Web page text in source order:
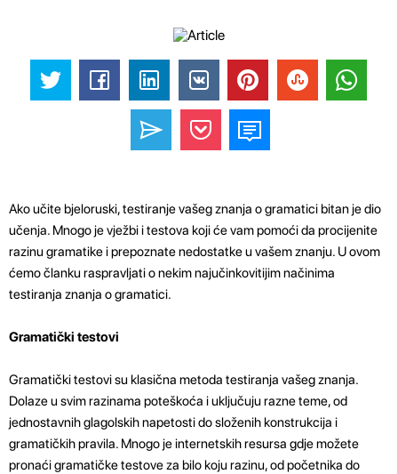
Ako učite bjeloruski, testiranje vašeg znanja o gramatici bitan je dio
učenja. Mnogo je vježbi i testova koji će vam pomoći da procijenite
razinu gramatike i prepoznate nedostatke u vašem znanju. U ovom
ćemo članku raspravljati o nekim najučinkovitijim načinima
testiranja znanja o gramatici.
Gramatički testovi
Gramatički testovi su klasična metoda testiranja vašeg znanja.
Dolaze u svim razinama poteškoća i uključuju razne teme, od
jednostavnih glagolskih napetosti do složenih konstrukcija i
gramatičkih pravila. Mnogo je internetskih resursa gdje možete
pronaći gramatičke testove za bilo koju razinu, od početnika do